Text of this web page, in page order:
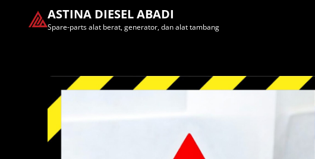
ASTINA DIESEL ABADI
Spare-parts alat berat, generator, dan alat tambang